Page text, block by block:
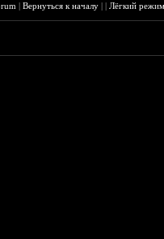
|Вернуться к началу ||Лёгкий